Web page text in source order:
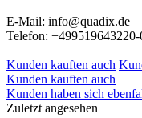
E-Mail: info@quadix.de
Telefon: +499519643220-
Kunden kauften auch
Kunden kauften auch
Kunden haben sich
Zuletzt angesehen